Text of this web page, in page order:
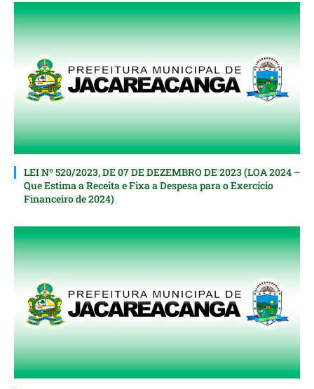
LEI Nº 520/2023, DE 07 DE DEZEMBRO DE 2023 (LOA 2024 –
Que Estima a Receita e Fixa a Despesa para o Exercício
Financeiro de 2024)